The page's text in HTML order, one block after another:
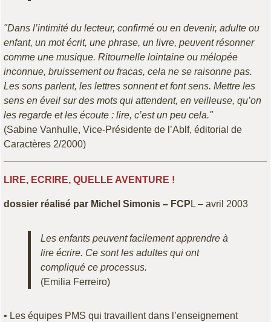
"Dans l’intimité du lecteur, confirmé ou en devenir, adulte ou
enfant, un mot écrit, une phrase, un livre, peuvent résonner
comme une musique. Ritournelle lointaine ou mélopée
inconnue, bruissement ou fracas, cela ne se raisonne pas.
Les sons parlent, les lettres sonnent et font sens. Mettre les
sens en éveil sur des mots qui attendent, en veilleuse, qu’on
les regarde et les écoute : lire, c’est un peu cela."
(Sabine Vanhulle, Vice-Présidente de l’Ablf, éditorial de
Caractères 2/2000)
LIRE, ECRIRE, QUELLE AVENTURE !
dossier réalisé par Michel Simonis – FCPL – avril 2003
Les enfants peuvent facilement apprendre à
lire écrire. Ce sont les adultes qui ont
compliqué ce processus.
(Emilia Ferreiro)
• Les équipes PMS qui travaillent dans l’enseignement